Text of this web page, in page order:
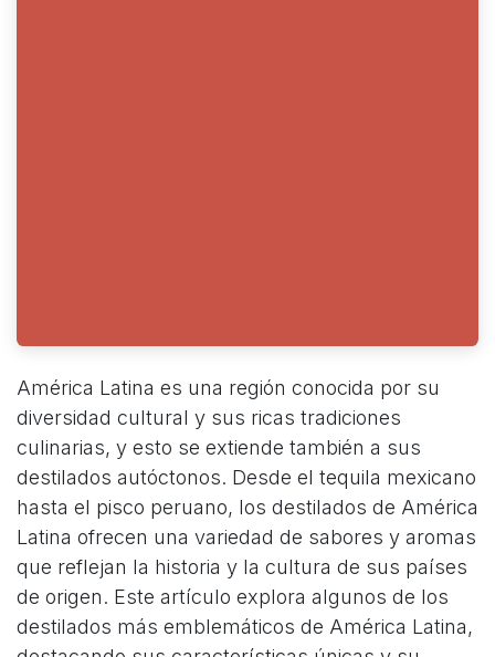
América Latina es una región conocida por su
diversidad cultural y sus ricas tradiciones
culinarias, y esto se extiende también a sus
destilados autóctonos. Desde el tequila mexicano
hasta el pisco peruano, los destilados de América
Latina ofrecen una variedad de sabores y aromas
que reflejan la historia y la cultura de sus países
de origen. Este artículo explora algunos de los
destilados más emblemáticos de América Latina,